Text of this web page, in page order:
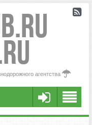
агентства